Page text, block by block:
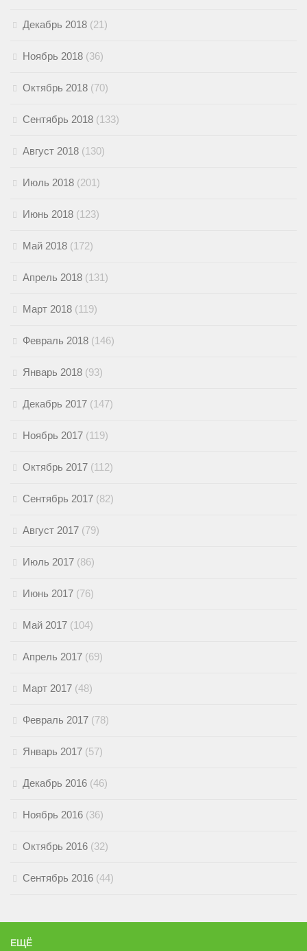
Декабрь 2018 (21)
Ноябрь 2018 (36)
Октябрь 2018 (70)
Сентябрь 2018 (133)
Август 2018 (130)
Июль 2018 (201)
Июнь 2018 (123)
Май 2018 (172)
Апрель 2018 (131)
Март 2018 (119)
Февраль 2018 (146)
Январь 2018 (93)
Декабрь 2017 (147)
Ноябрь 2017 (119)
Октябрь 2017 (112)
Сентябрь 2017 (82)
Август 2017 (79)
Июль 2017 (86)
Июнь 2017 (76)
Май 2017 (104)
Апрель 2017 (69)
Март 2017 (48)
Февраль 2017 (78)
Январь 2017 (57)
Декабрь 2016 (46)
Ноябрь 2016 (36)
Октябрь 2016 (32)
Сентябрь 2016 (44)
ЕЩЁ